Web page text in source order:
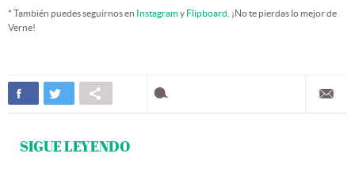
* También puedes seguirnos en Instagramy Flipboard . ¡No te pierdas lo mejor de
Verne!
SIGUE LEYENDO